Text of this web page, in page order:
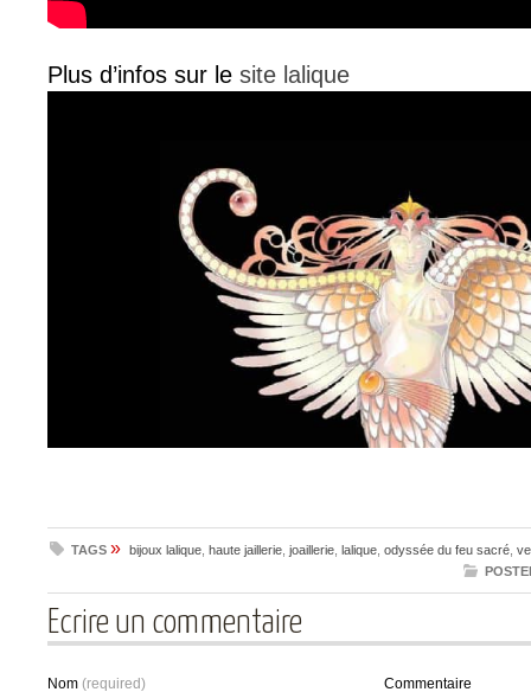
Plus d’infos sur le site lalique
TAGS » bijoux lalique haute jaillerie joaillerie lalique odyssée du feu sacré
Ecrire un commentaire
Nom (required) Commentaire